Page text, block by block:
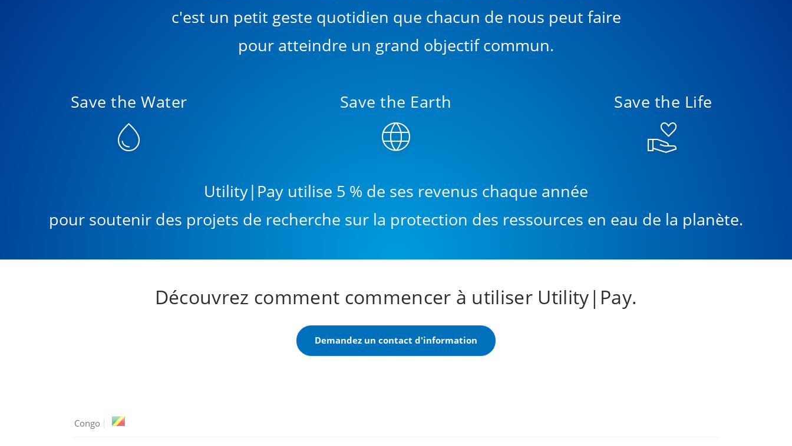
c'est un petit geste quotidien que chacun de nous peut faire
pour atteindre un grand objectif commun.
Save the Water
water_drop
Save the Earth
language
Save the Life
volunteer_activism
Utility|Pay utilise 5 % de ses revenus chaque année
pour soutenir des projets de recherche sur la protection des ressources en eau de la planète.
Découvrez comment commencer à utiliser Utility|Pay.
Demandez un contact d'information
Congo